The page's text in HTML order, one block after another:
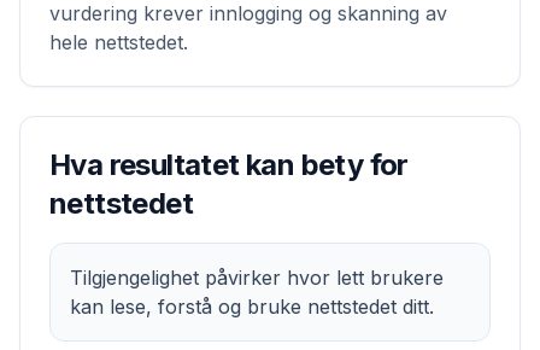
vurdering krever innlogging og skanning av
hele nettstedet.
Hva resultatet kan bety for
nettstedet
Tilgjengelighet påvirker hvor lett brukere
kan lese, forstå og bruke nettstedet ditt.